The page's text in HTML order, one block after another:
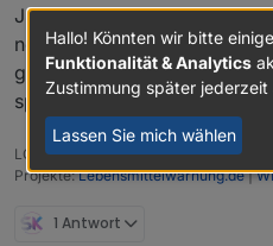
JS den User-
neue JS-Version hinein
gespeicherten User-Block
spart man sich das conden :)
LG SBorg (SBorg auf GitHub)
Projekte:Lebensmittelwarnung.de|
1 Antwort
Hallo! Könnten wir bitte
Funktionalität & Analytics
Zustimmung später
Lassen Sie mich wählen